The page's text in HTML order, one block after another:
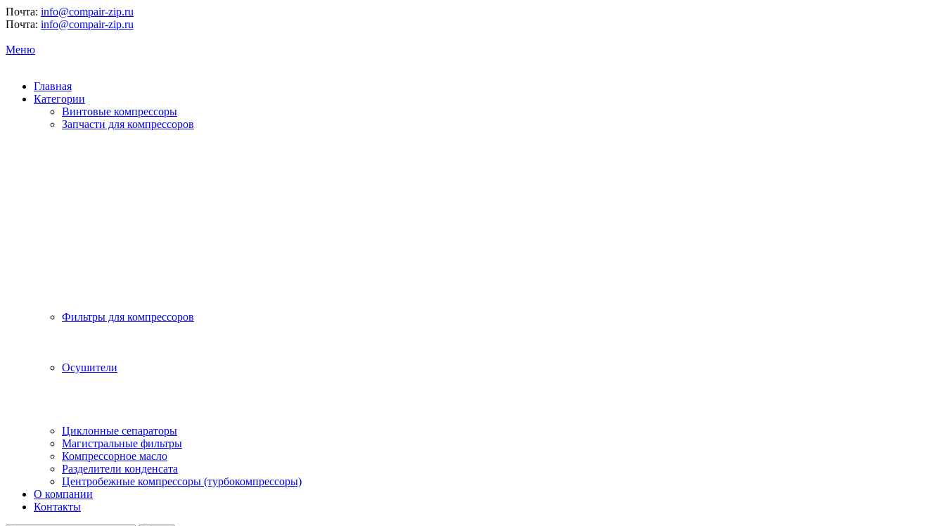
Почта: info@compair-zip.ru
Почта: info@compair-zip.ru
Меню
Главная
Категории
Винтовые компрессоры
Запчасти для компрессоров
Фильтры для компрессоров
Осушители
Циклонные сепараторы
Магистральные фильтры
Компрессорное масло
Разделители конденсата
Центробежные компрессоры (турбокомпрессоры)
О компании
Контакты